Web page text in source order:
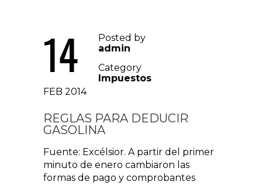
14
FEB 2014
Posted by
admin
Category
Impuestos
REGLAS PARA DEDUCIR
GASOLINA
Fuente: Excélsior. A partir del primer
minuto de enero cambiaron las
formas de pago y comprobantes